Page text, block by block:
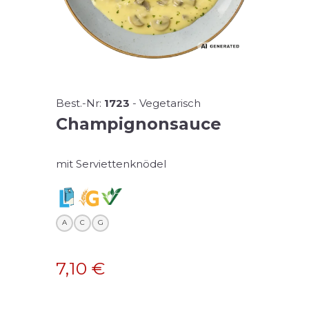
Best.-Nr: 1723 -Vegetarisch
Champignonsauce
mit Serviettenknödel
A C G
7,10€